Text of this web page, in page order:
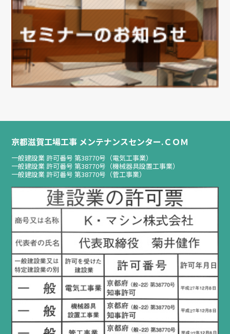
京都滋賀工場工事 メンテナンスセンター.ＣＯＭ
一般建設業 許可番号 第38770号（電気工事業）
一般建設業 許可番号 第38770号（機械器具設置工事業）
一般建設業 許可番号 第38770号（菅工事業）